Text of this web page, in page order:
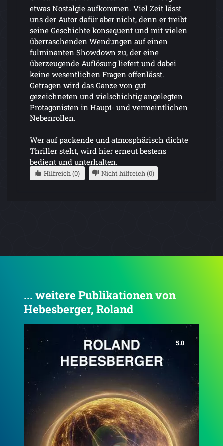
etwas Nostalgie aufkommen. Viel Zeit lässt
uns der Autor dafür aber nicht, denn er treibt
seine Geschichte konsequent und mit vielen
überraschenden Wendungen auf einen
fulminanten Showdown zu, der eine
überzeugende Auflösung liefert und dabei
keine wesentlichen Fragen offenlässt.
Getragen wird das Ganze von gut
gezeichneten und vielschichtig angelegten
Protagonisten in Haupt- und vermeintlichen
Nebenrollen.
Wer auf packende und atmosphärisch dichte
Thriller steht, wird hier erneut bestens
bedient und unterhalten.
Hilfreich (0) Nicht hilfreich (0)
... weitere Publikationen von
Hebesberger, Roland
4.2